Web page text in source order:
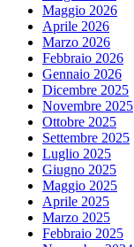
Maggio 2026
Aprile 2026
Marzo 2026
Febbraio 2026
Gennaio 2026
Dicembre 2025
Novembre 2025
Ottobre 2025
Settembre 2025
Luglio 2025
Giugno 2025
Maggio 2025
Aprile 2025
Marzo 2025
Febbraio 2025